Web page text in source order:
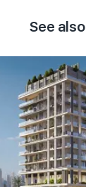
See also